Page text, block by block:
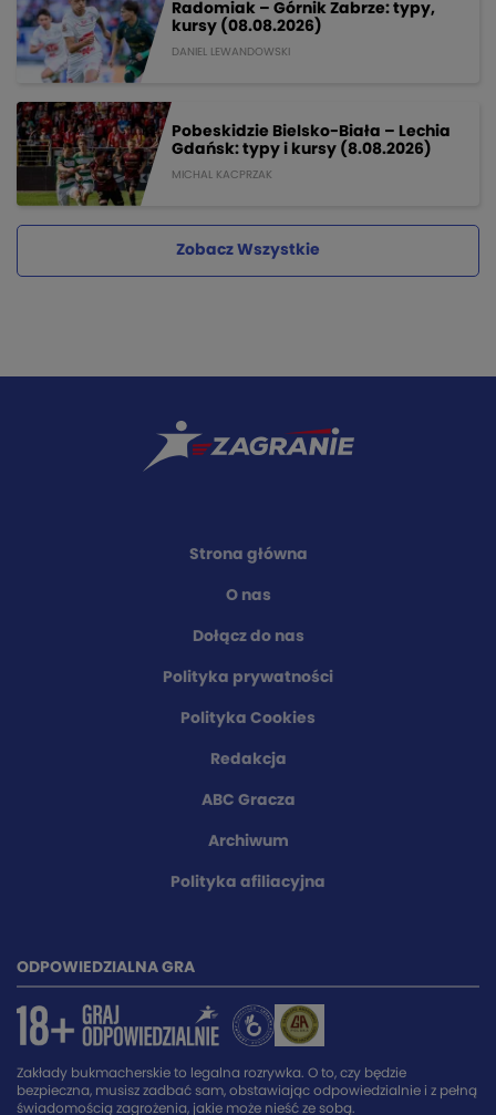
Radomiak – Górnik Zabrze: typy,
kursy (08.08.2026)
DANIEL LEWANDOWSKI
Pobeskidzie Bielsko-Biała – Lechia
Gdańsk: typy i kursy (8.08.2026)
MICHAL KACPRZAK
Zobacz Wszystkie
Strona główna
O nas
Dołącz do nas
Polityka prywatności
Polityka Cookies
Redakcja
ABC Gracza
Archiwum
Polityka afiliacyjna
ODPOWIEDZIALNA GRA
Zakłady bukmacherskie to legalna rozrywka. O to, czy będzie
bezpieczna, musisz zadbać sam, obstawiając odpowiedzialnie i z pełną
świadomością zagrożenia, jakie może nieść ze sobą.